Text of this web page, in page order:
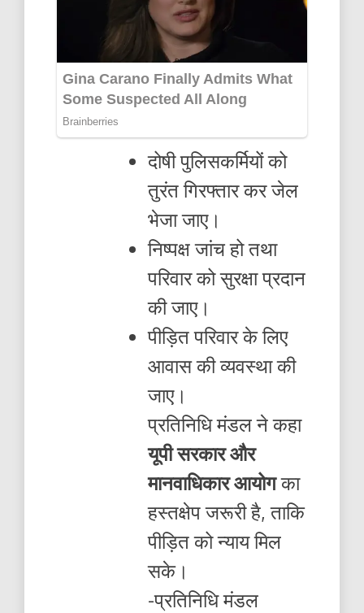
दोषी पुलिसकर्मियों को
तुरंत गिरफ्तार कर जेल
भेजा जाए।
निष्पक्ष जांच हो तथा
परिवार को सुरक्षा प्रदान
की जाए।
पीड़ित परिवार के लिए
आवास की व्यवस्था की
जाए।
प्रतिनिधि मंडल ने कहा
यूपी सरकार और
मानवाधिकार आयोगका
हस्तक्षेप जरूरी है, ताकि
पीड़ित को न्याय मिल
सके।
-प्रतिनिधि मंडल